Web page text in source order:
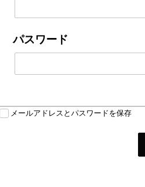
パスワード
メールアドレスとパスワードを保存